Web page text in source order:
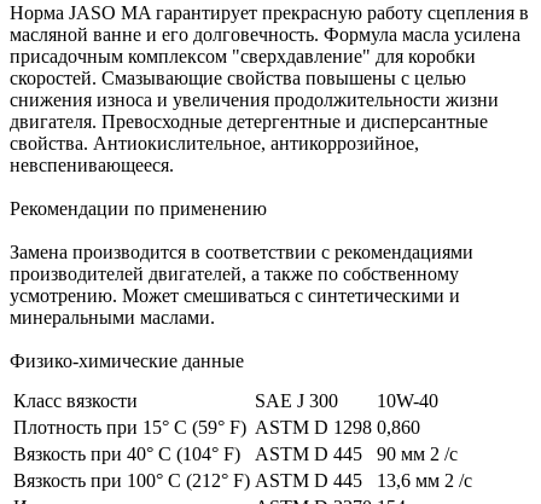
Норма JASO MA гарантирует прекрасную работу сцепления в
масляной ванне и его долговечность. Формула масла усилена
присадочным комплексом "сверхдавление" для коробки
скоростей. Смазывающие свойства повышены с целью
снижения износа и увеличения продолжительности жизни
двигателя. Превосходные детергентные и дисперсантные
свойства. Антиокислительное, антикоррозийное,
невспенивающееся.
Рекомендации по применению
Замена производится в соответствии с рекомендациями
производителей двигателей, а также по собственному
усмотрению. Может смешиваться с синтетическими и
минеральными маслами.
Физико-химические данные
Класс вязкости
SAE J 300
10W-40
Плотность при 15° С (59° F) ASTM D 1298 0,860
Вязкость при 40° С (104° F)
ASTM D 445
90 мм 2 /с
Вязкость при 100° С (212° F) ASTM D 445
13,6 мм 2 /с